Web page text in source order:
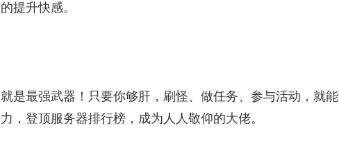
提升快感。​
是最强武器！只要你够肝，刷怪、做任务、参与活动，就能
，登顶服务器排行榜，成为人人敬仰的大佬。​